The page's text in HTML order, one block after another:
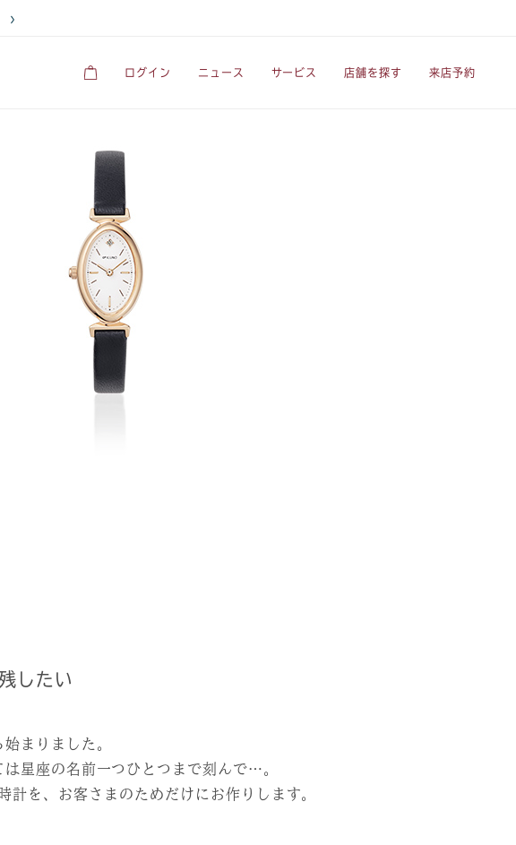
ログイン ニュース サービス 店舗を探す 来店予約
したい
まりました。
星座の名前一つひとつまで刻んで…。
を、お客さまのためだけにお作りします。